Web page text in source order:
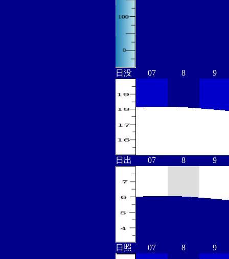
日没 07 8 9
日出 07 8 9
日照 07 8 9